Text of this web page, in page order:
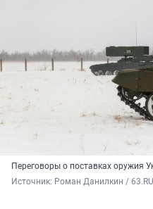
Переговоры о поставках оружия
Источник: Роман Данилкин / 63.RU